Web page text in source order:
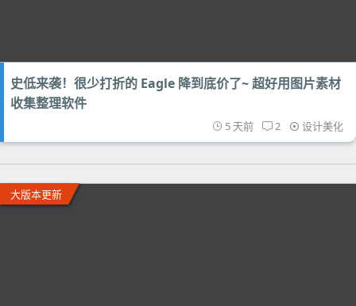
史低来袭！很少打折的 Eagle 降到底价了~ 超好用图片素材
收集整理软件
5 天前 2 设计美化
大版本更新